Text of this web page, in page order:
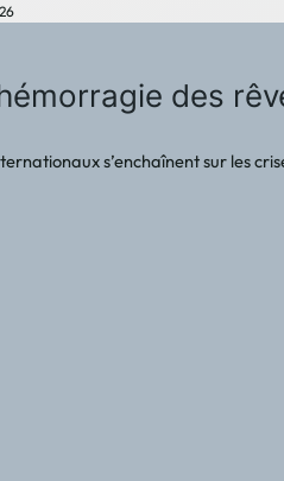
des
s’enchaînent sur les